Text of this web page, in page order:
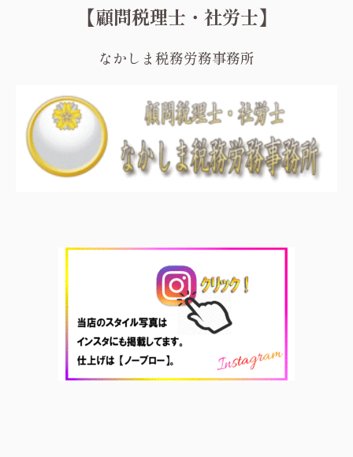
【顧問税理士・社労士】
なかしま税務労務事務所